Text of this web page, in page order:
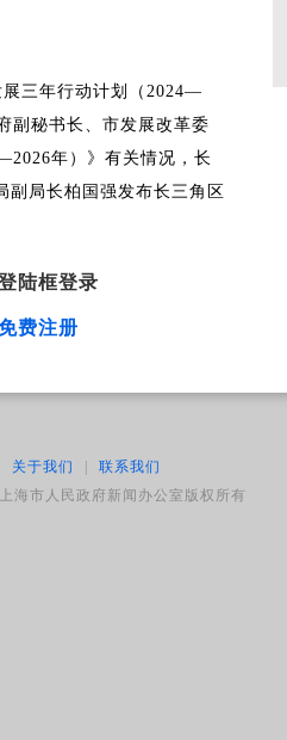
展三年行动计划（2024—
副秘书长、市发展改革委
年）》有关情况，长
副局长柏国强发布长三角区
陆框登录
费注册
关于我们
联系我们
上海市人民政府新闻办公室版权所有